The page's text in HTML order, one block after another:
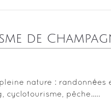
de
nature :
cyclotourisme, pêche…..